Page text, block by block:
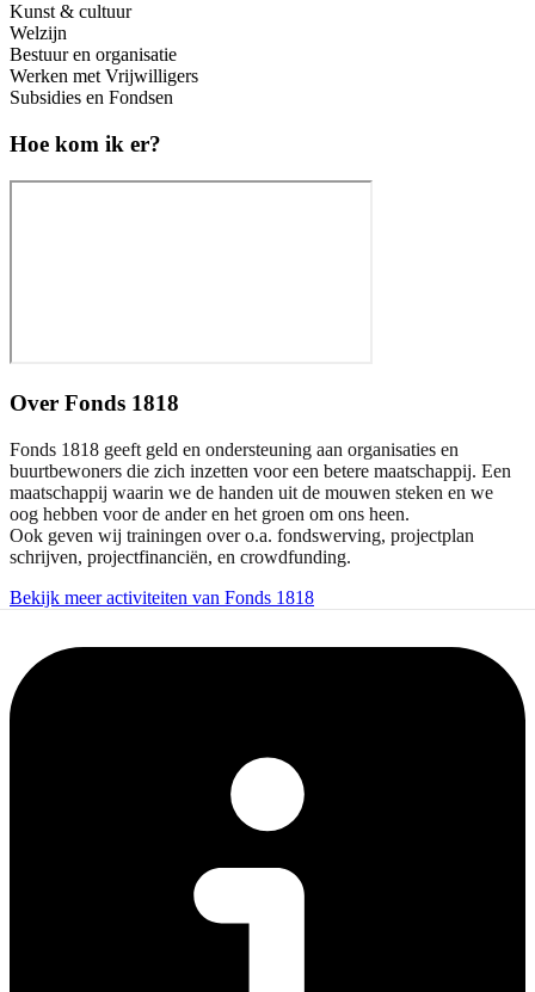
Kunst & cultuur
Welzijn
Bestuur en organisatie
Werken met Vrijwilligers
Subsidies en Fondsen
Hoe kom ik er?
Over Fonds 1818
Fonds 1818 geeft geld en ondersteuning aan organisaties en
buurtbewoners die zich inzetten voor een betere maatschappij. Een
maatschappij waarin we de handen uit de mouwen steken en we
oog hebben voor de ander en het groen om ons heen.
Ook geven wij trainingen over o.a. fondswerving, projectplan
schrijven, projectfinanciën, en crowdfunding.
Bekijk meer activiteiten van Fonds 1818